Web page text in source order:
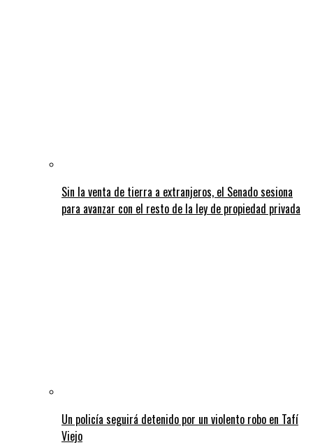
Sin la venta de tierra a extranjeros, el Senado sesiona
para avanzar con el resto de la ley de propiedad privada
Un policía seguirá detenido por un violento robo en Tafí
Viejo